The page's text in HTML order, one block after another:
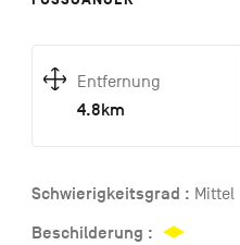
Entfernung
4.8km
Schwierigkeitsgrad : Mittel
Beschilderung :